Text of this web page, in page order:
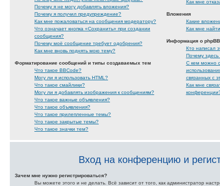
Почему я не могу добавлять вложения?
Почему я получил предупреждение?
Как мне пожаловаться на сообщения модератору?
Что означает кнопка «Сохранить» при создании
сообщения?
Почему моё сообщение требует одобрения?
Как мне вновь поднять мою тему?
Форматирование сообщений и типы создаваемых тем
Что такое BBCode?
Могу ли я использовать HTML?
Что такое смайлики?
Могу ли я добавлять изображения к сообщениям?
Что такое важные объявления?
Что такое объявления?
Что такое прилепленные темы?
Что такое закрытые темы?
Что такое значки тем?
Как мне
Вложения
Какие
Как мне
Информация о phpBB
Кто написал
Почему здесь
С кем можно
связанных с
Как мне
Вход на конференцию и
Зачем мне нужно регистрироваться?
Вы можете этого и не делать. Всё зависит от того, как администратор